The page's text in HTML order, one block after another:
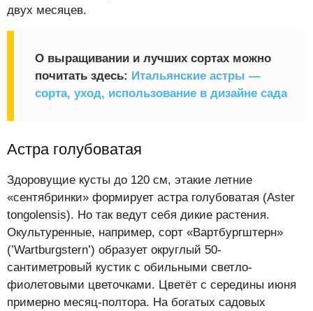
двух месяцев.
О выращивании и лучших сортах можно
почитать здесь: Итальянские астры —
сорта, уход, использование в дизайне сада
Астра голубоватая
Здоровущие кусты до 120 см, этакие летние
«сентябринки» формирует астра голубоватая (Aster
tongolensis). Но так ведут себя дикие растения.
Окультуренные, например, сорт «Вартбургштерн»
(’Wartburgstern’) образует округлый 50-
сантиметровый кустик с обильными светло-
фиолетовыми цветочками. Цветёт с середины июня
примерно месяц-полтора. На богатых садовых